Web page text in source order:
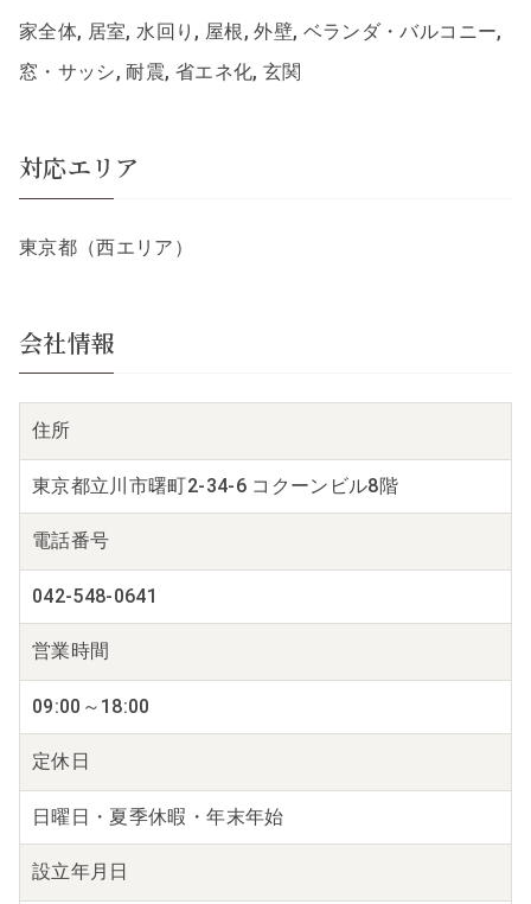
家全体, 居室, 水回り, 屋根, 外壁, ベランダ・バルコニー,
窓・サッシ, 耐震, 省エネ化, 玄関
対応エリア
東京都（西エリア）
会社情報
住所
東京都立川市曙町2-34-6 コクーンビル8階
電話番号
042-548-0641
営業時間
09:00～18:00
定休日
日曜日・夏季休暇・年末年始
設立年月日